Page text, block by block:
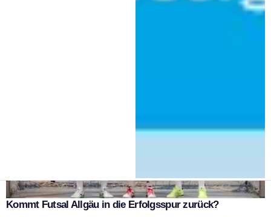
Kommt Futsal Allgäu in die Erfolgsspur zurück?